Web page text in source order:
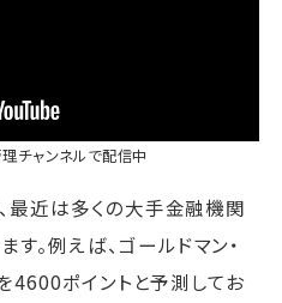
チャンネルで配信中
最近は多くの大手金融機関
。例えば、ゴールドマン・
ポイントと予測してお